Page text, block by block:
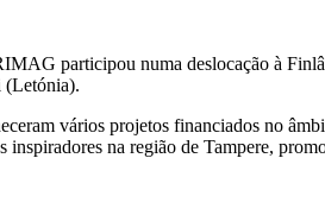
participou numa deslocação à
(Letónia).
vários projetos financiados no
inspiradores na região de Tampere,